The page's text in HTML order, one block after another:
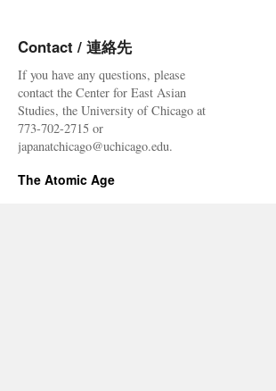
Contact / 連絡先
If you have any questions, please
contact the Center for East Asian
Studies, the University of Chicago at
773-702-2715 or
japanatchicago@uchicago.edu.
The Atomic Age